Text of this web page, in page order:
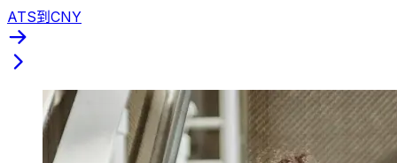
ATS到CNY